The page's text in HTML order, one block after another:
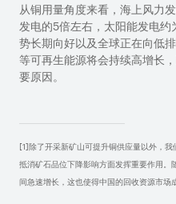
从铜用量角度来看，海上风力
发电的5倍左右，太阳能发电约
势长期向好以及全球正在向低
等可再生能源将会持续高增长
要原因。
[1]除了开采新矿山可提升铜供应量以外，
抵消矿石品位下降影响方面发挥重要作用
间急速增长，这也使得中国的回收资源市场